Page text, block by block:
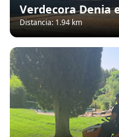
Verdecora Denia
Distancia: 1.94 km